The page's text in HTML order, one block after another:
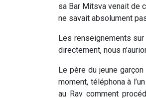
sa Bar Mitsva venait de
ne savait absolument
Les renseignements
directement, nous
Le père du jeune
moment, téléphona à
au Rav comment